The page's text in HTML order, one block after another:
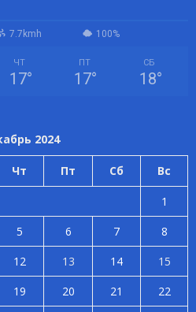
7.7kmh 100%
ЧТ
17°
ПТ
17°
СБ
18°
2024
Чт Пт Сб Вс
1
5 6 7
8
12 13 14
15
19 20 21
22